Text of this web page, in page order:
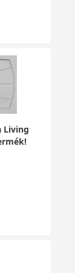
Living